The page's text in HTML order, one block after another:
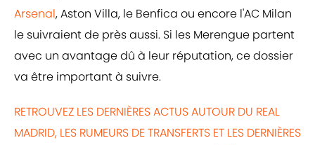
Arsenal, Aston Villa, le Benfica ou encore l'AC Milan
le suivraient de près aussi. Si les Merengue partent
avec un avantage dû à leur réputation, ce dossier
va être important à suivre.
RETROUVEZ LES DERNIÈRES ACTUS AUTOUR DU REAL
MADRID, LES RUMEURS DE TRANSFERTS ET LES DERNIÈRES